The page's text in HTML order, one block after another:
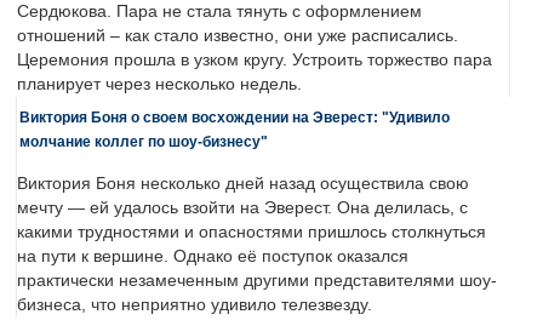
Сердюкова. Пара не стала тянуть с оформлением
отношений – как стало известно, они уже расписались.
Церемония прошла в узком кругу. Устроить торжество пара
планирует через несколько недель.
Виктория Боня о своем восхождении на Эверест: "Удивило
молчание коллег по шоу-бизнесу"
Виктория Боня несколько дней назад осуществила свою
мечту — ей удалось взойти на Эверест. Она делилась, с
какими трудностями и опасностями пришлось столкнуться
на пути к вершине. Однако её поступок оказался
практически незамеченным другими представителями шоу-
бизнеса, что неприятно удивило телезвезду.